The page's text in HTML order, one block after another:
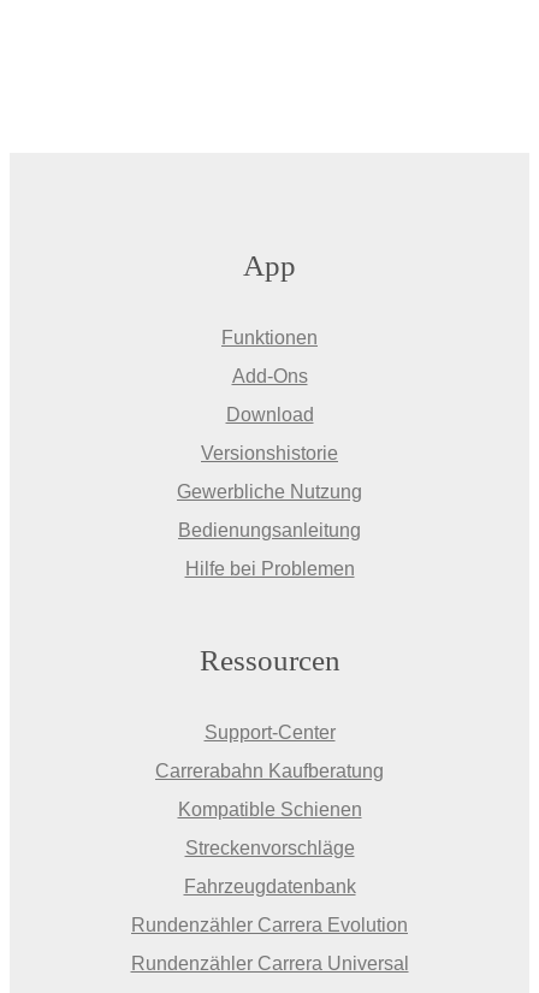
App
Funktionen
Add-Ons
Download
Versionshistorie
Gewerbliche Nutzung
Bedienungsanleitung
Hilfe bei Problemen
Ressourcen
Support-Center
Carrerabahn Kaufberatung
Kompatible Schienen
Streckenvorschläge
Fahrzeugdatenbank
Rundenzähler Carrera Evolution
Rundenzähler Carrera Universal